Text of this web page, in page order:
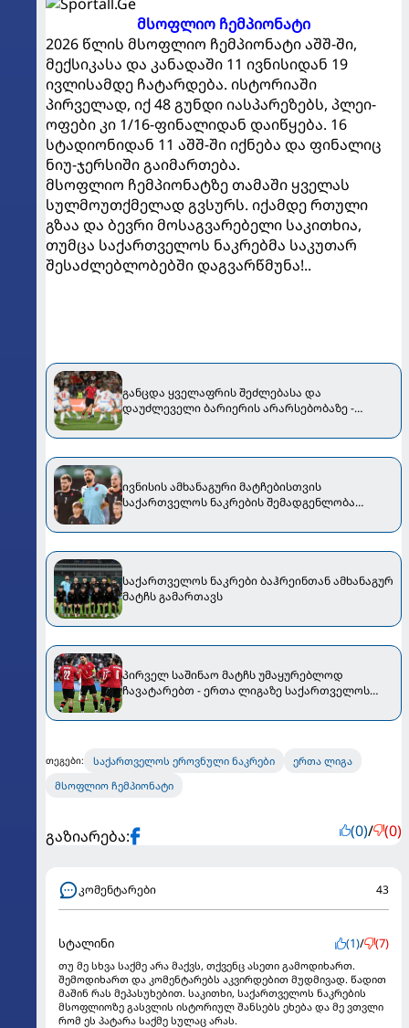
მსოფლიო ჩემპიონატი
2026 წლის მსოფლიო ჩემპიონატი აშშ-ში,
მექსიკასა და კანადაში 11 ივნისიდან 19
ივლისამდე ჩატარდება. ისტორიაში
პირველად, იქ 48 გუნდი იასპარეზებს, პლეი-
ოფები კი 1/16-ფინალიდან დაიწყება. 16
სტადიონიდან 11 აშშ-ში იქნება და ფინალიც
ნიუ-ჯერსიში გაიმართება.
მსოფლიო ჩემპიონატზე თამაში ყველას
სულმოუთქმელად გვსურს. იქამდე რთული
გზაა და ბევრი მოსაგვარებელი საკითხია,
თუმცა საქართველოს ნაკრებმა საკუთარ
შესაძლებლობებში დაგვარწმუნა!..
განცდა ყველაფრის შეძლებასა და
დაუძლეველი ბარიერის არარსებობაზე -
ივნისის ამხანაგური მატჩებისთვის
საქართველოს ნაკრების შემადგენლობა
საქართველოს ნაკრები ბაჰრეინთან ამხანაგურ
მატჩს გამართავს
პირველ საშინაო მატჩს უმაყურებლოდ
ჩავატარებთ - ერთა ლიგაზე საქართველოს
თეგები: საქართველოს ეროვნული ნაკრები
ერთა ლიგა
მსოფლიო ჩემპიონატი
გაზიარება: (0)/ (0)
კომენტარები 43
სტალინი (1)/ (7)
თუ მე სხვა საქმე არა მაქვს, თქვენც ასეთი გამოდიხართ.
შემოდიხართ და კომენტარებს აკვირდებით მუდმივად. წადით
მაშინ რას მეპასუხებით. საკითხი, საქართველოს ნაკრების
მსოფლიოზე გასვლის ისტორიულ შანსებს ეხება და მე ვთვლი
რომ ეს პატარა საქმე სულაც არას.